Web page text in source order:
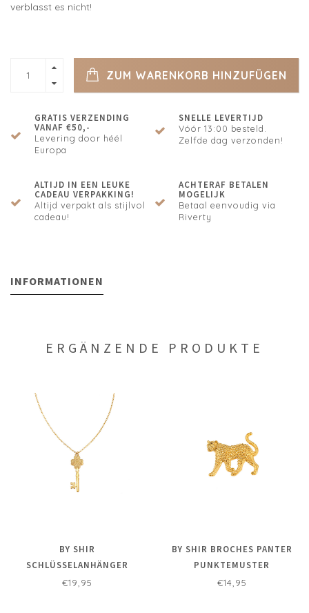
verblasst es nicht!
ZUM WARENKORB HINZUFÜGEN
GRATIS VERZENDING
VANAF €50,-
Levering door héél
Europa
SNELLE LEVERTIJD
Vóór 13:00 besteld.
Zelfde dag verzonden!
ALTIJD IN EEN LEUKE
CADEAU VERPAKKING!
Altijd verpakt als stijlvol
cadeau!
ACHTERAF BETALEN
MOGELIJK
Betaal eenvoudig via
Riverty
INFORMATIONEN
ERGÄNZENDE PRODUKTE
BY SHIR
SCHLÜSSELANHÄNGER
KLEEBLATT
€19,95
BY SHIR BROCHES PANTER
PUNKTEMUSTER
€14,95